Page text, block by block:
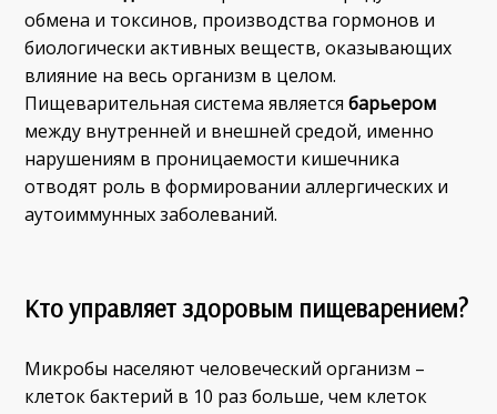
обмена и токсинов, производства гормонов и
биологически активных веществ, оказывающих
влияние на весь организм в целом.
Пищеварительная система являетсябарьером
между внутренней и внешней средой, именно
нарушениям в проницаемости кишечника
отводят роль в формировании аллергических и
аутоиммунных заболеваний.
Кто управляет здоровым пищеварением?
Микробы населяют человеческий организм –
клеток бактерий в 10 раз больше, чем клеток